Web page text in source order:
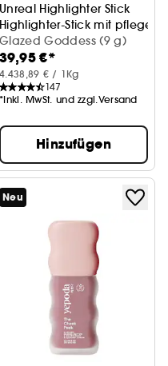
Unreal Highlighter Stick
Highlighter-Stick mit
Glazed Goddess (9 g)
39,95 €*
4.438,89 € / 1Kg
147
*Inkl. MwSt. und zzgl.Versand
Hinzufügen
Neu